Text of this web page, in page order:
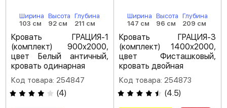
Ширина
103 см
Высота
92 см
Глубина
211 см
Кровать ГРАЦИЯ-1
(комплект) 900х2000,
цвет Белый античный,
кровать одинарная
Код товара: 254847
(4)
Ширина
147 см
Высота
96 см
Глубина
209 см
Кровать ГРАЦИЯ-3
(комплект) 1400х2000,
цвет Фисташковый,
кровать двойная
Код товара: 254873
(4.5)